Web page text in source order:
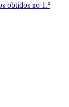
obtidos no 1.º